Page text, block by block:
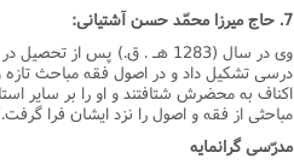
7. حاج میرزا محمّد حسن آشتیانى:
وى در سال (1283 هـ . ق.) پس
درسى تشکیل داد و در اصول فقه مباحث تازه
اکناف به محضرش شتافتند و او را بر سایر
مباحثى از فقه و اصول را نزد ایشان فرا گرفت.
مدرّسى گرانمایه